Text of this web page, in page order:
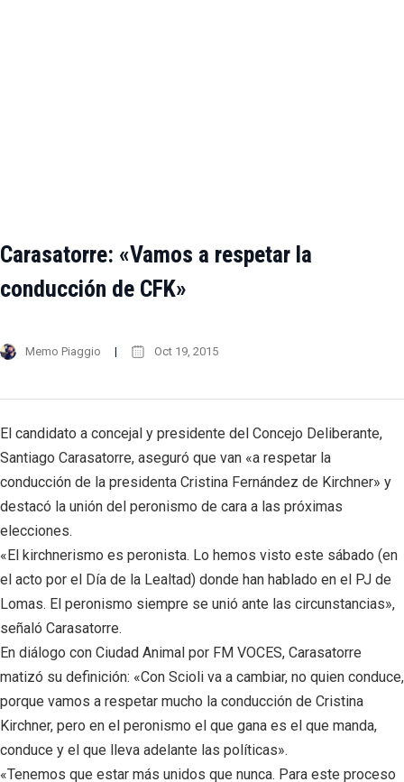
Carasatorre: «Vamos a respetar la
conducción de CFK»
Memo Piaggio Oct 19, 2015
El candidato a concejal y presidente del Concejo Deliberante,
Santiago Carasatorre, aseguró que van «a respetar la
conducción de la presidenta Cristina Fernández de Kirchner» y
destacó la unión del peronismo de cara a las próximas
elecciones.
«El kirchnerismo es peronista. Lo hemos visto este sábado (en
el acto por el Día de la Lealtad) donde han hablado en el PJ de
Lomas. El peronismo siempre se unió ante las circunstancias»,
señaló Carasatorre.
En diálogo con Ciudad Animal por FM VOCES, Carasatorre
matizó su definición: «Con Scioli va a cambiar, no quien conduce,
porque vamos a respetar mucho la conducción de Cristina
Kirchner, pero en el peronismo el que gana es el que manda,
conduce y el que lleva adelante las políticas».
«Tenemos que estar más unidos que nunca. Para este proceso